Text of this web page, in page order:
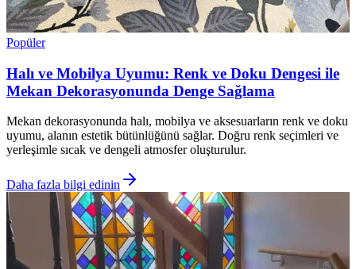
Popüler
Halı ve Mobilya Uyumu: Renk ve Doku Dengesi ile
Mekan Dekorasyonunda Denge Sağlama
Mekan dekorasyonunda halı, mobilya ve aksesuarların renk ve doku
uyumu, alanın estetik bütünlüğünü sağlar. Doğru renk seçimleri ve
yerleşimle sıcak ve dengeli atmosfer oluşturulur.
Daha fazla bilgi edinin